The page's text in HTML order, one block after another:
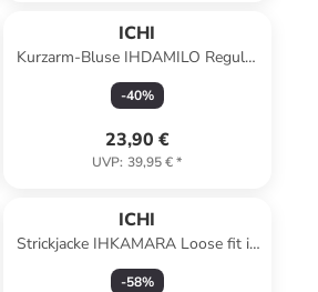
ICHI
Kurzarm-Bluse IHDAMILO Regular
fit in Birch
-40%
23,90 €
UVP: 39,95 €*
ICHI
Strickjacke IHKAMARA Loose fit in
Grey melange
-58%